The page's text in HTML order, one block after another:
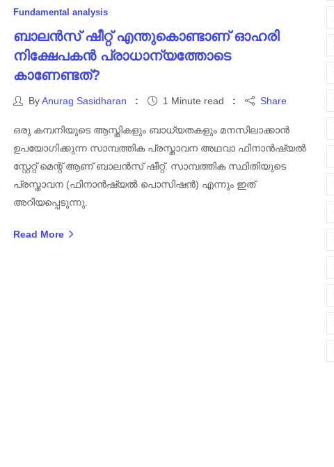
Fundamental analysis
ബാലൻസ് ഷീറ്റ് എന്തുകൊണ്ടാണ് ഓഹരി
നിക്ഷേപകൻ പ്രാധാന്യത്തോടെ
കാണേണ്ടത്?
ByAnurag Sasidharan 1 Minute read Share
ഒരു കമ്പനിയുടെ ആസ്തികളും ബാധ്യതകളും മനസിലാക്കാൻ
ഉപയോഗിക്കുന്ന സാമ്പത്തിക പ്രസ്താവന അഥവാ ഫിനാൻഷ്യൽ
സ്റ്റേറ്റ് മെന്റ് ആണ് ബാലൻസ് ഷീറ്റ്. സാമ്പത്തിക സ്ഥിതിയുടെ
പ്രസ്താവന (ഫിനാൻഷ്യൽ പൊസിഷൻ) എന്നും ഇത്
അറിയപ്പെടുന്നു.
Read More